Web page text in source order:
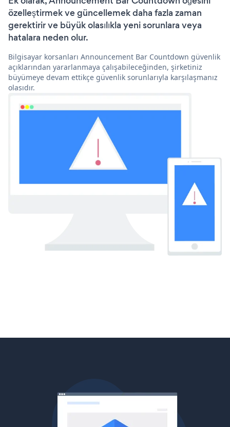
özelleştirmek ve güncellemek daha fazla zaman
gerektirir ve büyük olasılıkla yeni sorunlara veya
hatalara neden olur.
Bilgisayar korsanları Announcement Bar Countdown güvenlik
açıklarından yararlanmaya çalışabileceğinden, şirketiniz
büyümeye devam ettikçe güvenlik sorunlarıyla karşılaşmanız
olasıdır.